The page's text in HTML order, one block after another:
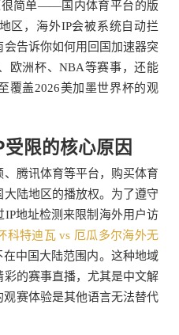
很简单——国内体育平台的版
区，海外IP会被系统自动拦
告诉你如何用回国加速器突
欧洲杯、NBA等赛事，还能
覆盖2026美加墨世界杯的观
限的核心原因
腾讯体育等平台，购买体育
陆地区的播放权。为了遵守
地址检测来限制海外用户访
科特迪瓦 vs 厄瓜多尔海外无
在中国大陆范围内。这种地域
彩的赛事直播，尤其是中文解
赛体验是其他语言无法替代